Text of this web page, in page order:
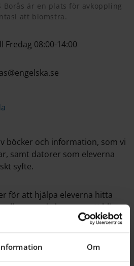
Om
Borås är en plats för avkoppling
att blomstra.
Fredag 08:00-14:00
böcker och information, som vi
samt datorer som eleverna
syfte.
för att hjälpa eleverna hitta
eller som de kommer att bli
alltid där för att besvara frågor,
låna ut böcker.
som skulle kunna bli ett bra